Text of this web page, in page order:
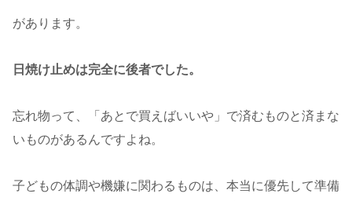
があります。
日焼け止めは完全に後者でした。
忘れ物って、「あとで買えばいいや」で済むものと済まな
いものがあるんですよね。
子どもの体調や機嫌に関わるものは、本当に優先して準備